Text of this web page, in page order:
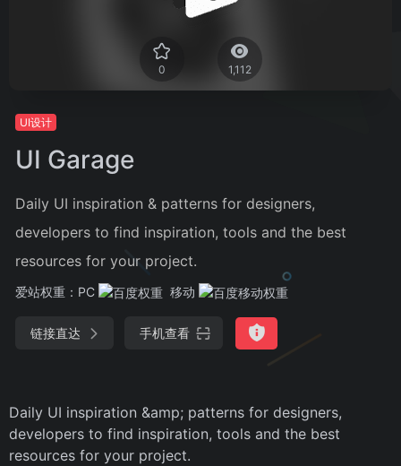
0 1,112
UI设计
UI Garage
Daily UI inspiration & patterns for designers,
developers to find inspiration, tools and the best
resources for your project.
爱站权重： PC 移动
链接直达 手机查看
Daily UI inspiration &amp; patterns for designers,
developers to find inspiration, tools and the best
resources for your project.